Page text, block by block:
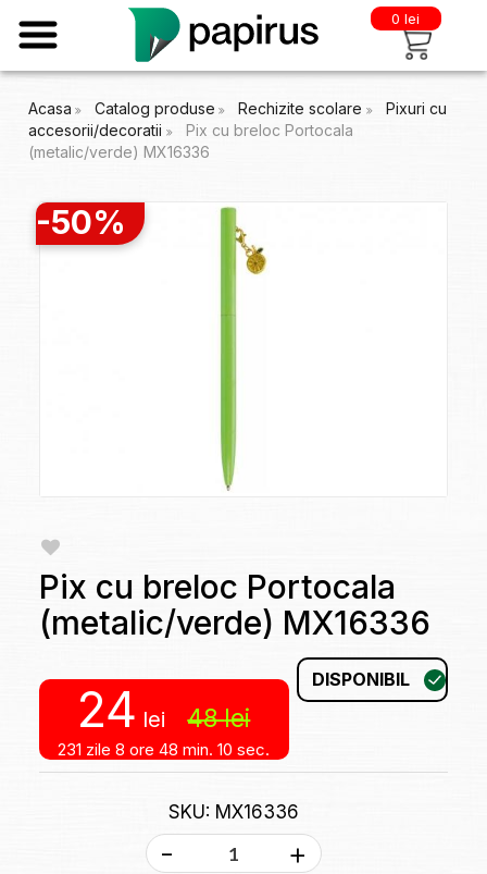
0 lei
Acasa Catalog produse Rechizite scolare
Pixuri cu
accesorii/decoratii
Pix cu breloc Portocala
(metalic/verde) MX16336
-50%
Pix cu breloc Portocala
(metalic/verde) MX16336
24 lei 48lei
231 zile 8 ore 48 min. 10 sec.
DISPONIBIL
SKU: MX16336
- +